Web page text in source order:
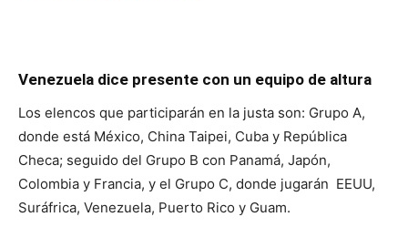
Venezuela dice presente con un equipo de altura
Los elencos que participarán en la justa son: Grupo A,
donde está México, China Taipei, Cuba y República
Checa; seguido del Grupo B con Panamá, Japón,
Colombia y Francia, y el Grupo C, donde jugarán EEUU,
Suráfrica, Venezuela, Puerto Rico y Guam.